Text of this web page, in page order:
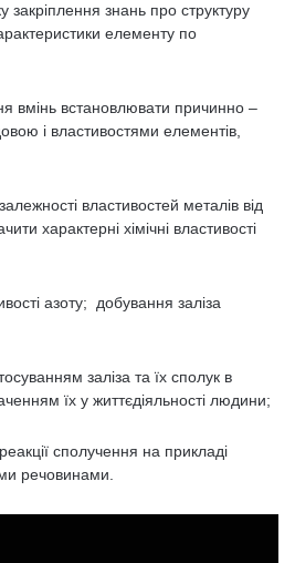
закріплення знань про структуру
елементу по
вмінь встановлювати причинно –
і властивостями елементів,
властивостей металів від
характерні хімічні властивості
азоту; добування заліза
заліза та їх сполук в
їх у життєдіяльності людини;
сполучення на прикладі
речовинами.